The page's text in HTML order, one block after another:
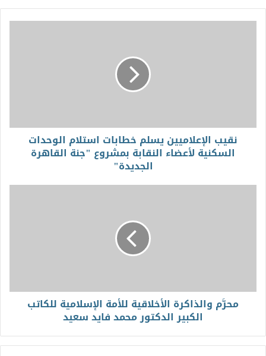
نقيب الإعلاميين يسلم خطابات استلام الوحدات
السكنية لأعضاء النقابة بمشروع "جنة القاهرة
الجديدة"
محرَّم والذاكرة الأخلاقية للأمة الإسلامية للكاتب
الكبير الدكتور محمد فايد سعيد